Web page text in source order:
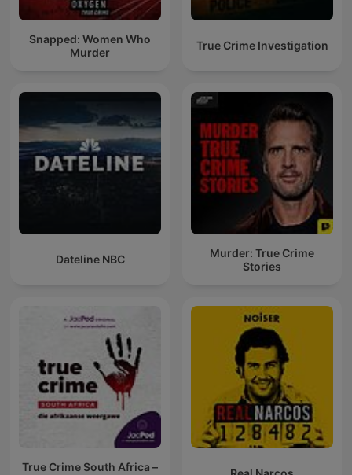
Snapped: Women Who
Murder
True Crime Investigation
Dateline NBC
Murder: True Crime
Stories
True Crime South Africa –